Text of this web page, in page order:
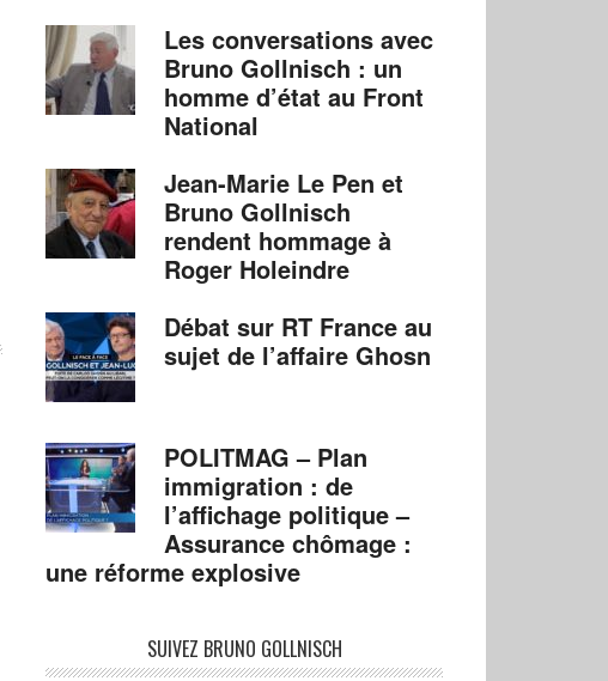
Les conversations avec
Bruno Gollnisch : un
homme d’état au Front
National
Jean-Marie Le Pen et
Bruno Gollnisch
rendent hommage à
Roger Holeindre
Débat sur RT France au
sujet de l’affaire Ghosn
POLITMAG – Plan
immigration : de
l’affichage politique –
Assurance chômage :
une réforme explosive
SUIVEZ BRUNO GOLLNISCH